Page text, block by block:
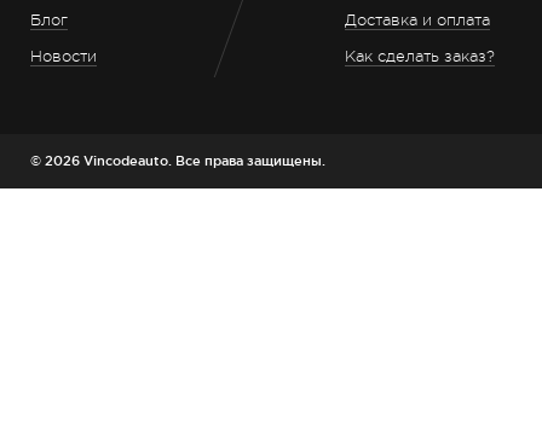
Блог
Новости
Доставка и оплата
Как сделать заказ?
© 2026 Vincodeauto. Все права защищены.